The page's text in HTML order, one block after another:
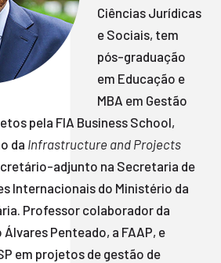
Ciências Jurídicas
e Sociais, tem
pós-graduação
em Educação e
MBA em Gestão
pela FIA Business School,
da Infrastructure and Projects
adjunto na Secretaria de
Internacionais do Ministério da
Professor colaborador da
Penteado, a FAAP, e
em projetos de gestão de